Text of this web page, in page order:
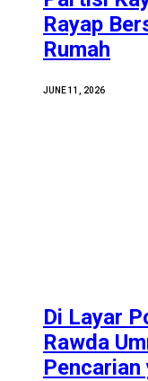
Rayap
Rumah
JUNE 11, 2026
Di Layar
Rawda
Pencarian